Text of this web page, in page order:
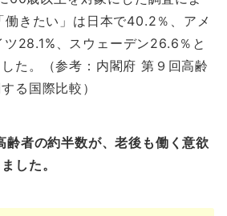
きたい」は日本で40.2％、アメ
28.1%、スウェーデン26.6％と
た。（参考：内閣府 第９回高齢
る国際比較）
者の約半数が、老後も働く意欲
した。